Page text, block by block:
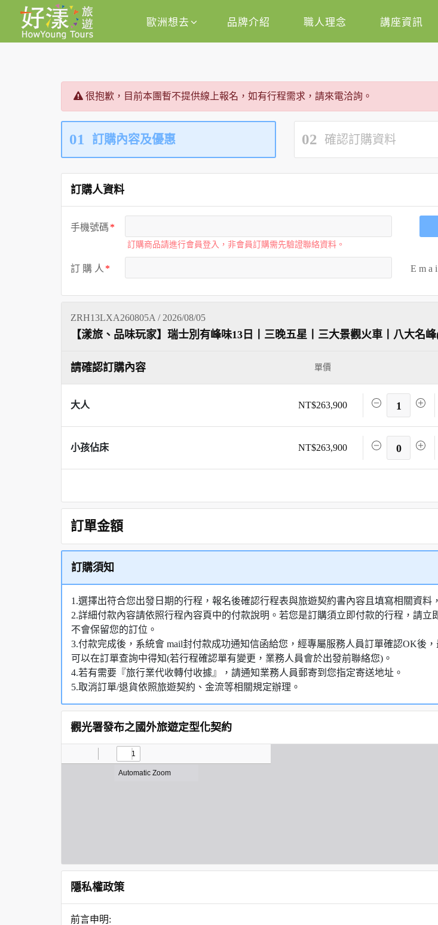
歐洲想去 品牌介紹 職人理念 講座資訊
很抱歉，目前本團暫不提供線上報名，如有行程需求，請來電洽詢。
01 訂購內容及優惠 02 確認訂購資料
訂購人資料
手機號碼
訂購商品請進行會員登入，非會員訂購需先驗證聯絡資料。
訂 購 人 E m a
ZRH13LXA260805A / 2026/08/05
【漾旅、品味玩家】瑞士別有峰味13日丨三晚五星丨三大景觀火車丨八大名
請確認訂購內容 單價
大人 NT$263,900 1
小孩佔床 NT$263,900 0
訂單金額
訂購須知
1.選擇出符合您出發日期的行程，報名後確認行程表與旅遊契約書內容且填寫相關資
2.詳細付款內容請依照行程內容頁中的付款說明。若您是訂購須立即付款的行程，請
不會保留您的訂位。
3.付款完成後，系統會 mail封付款成功通知信函給您，經專屬服務人員訂單確認OK後
可以在訂單查詢中得知(若行程確認單有變更，業務人員會於出發前聯絡您)。
4.若有需要『旅行業代收轉付收據』，請通知業務人員郵寄到您指定寄送地址。
5.取消訂單/退貨依照旅遊契約、金流等相關規定辦理。
觀光署發布之國外旅遊定型化契約
隱私權政策
前言申明: